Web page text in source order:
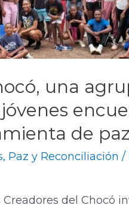
una
de paz
, Paz y Reconciliación /
Creadores del Chocó